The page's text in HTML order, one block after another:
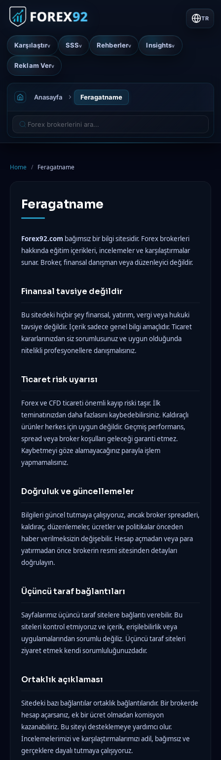
Karşılaştırv SSSv Rehberlerv Insightsv
Reklam Verv
TR
Anasayfa Feragatname
Home / Feragatname
Feragatname
Forex92.com bağımsız bir bilgi sitesidir. Forex brokerleri
hakkında eğitim içerikleri, incelemeler ve karşılaştırmalar
sunar. Broker, finansal danışman veya düzenleyici değildir.
Finansal tavsiye değildir
Bu sitedeki hiçbir şey finansal, yatırım, vergi veya hukuki
tavsiye değildir. İçerik sadece genel bilgi amaçlıdır. Ticaret
kararlarınızdan siz sorumlusunuz ve uygun olduğunda
nitelikli profesyonellere danışmalısınız.
Ticaret risk uyarısı
Forex ve CFD ticareti önemli kayıp riski taşır. İlk
teminatınızdan daha fazlasını kaybedebilirsiniz. Kaldıraçlı
ürünler herkes için uygun değildir. Geçmiş performans,
spread veya broker koşulları geleceği garanti etmez.
Kaybetmeyi göze alamayacağınız parayla işlem
yapmamalısınız.
Doğruluk ve güncellemeler
Bilgileri güncel tutmaya çalışıyoruz, ancak broker spreadleri,
kaldıraç, düzenlemeler, ücretler ve politikalar önceden
haber verilmeksizin değişebilir. Hesap açmadan veya para
yatırmadan önce brokerin resmi sitesinden detayları
doğrulayın.
Üçüncü taraf bağlantıları
Sayfalarımız üçüncü taraf sitelere bağlantı verebilir. Bu
siteleri kontrol etmiyoruz ve içerik, erişilebilirlik veya
uygulamalarından sorumlu değiliz. Üçüncü taraf siteleri
ziyaret etmek kendi sorumluluğunuzdadır.
Ortaklık açıklaması
Sitedeki bazı bağlantılar ortaklık bağlantılarıdır. Bir brokerde
hesap açarsanız, ek bir ücret olmadan komisyon
kazanabiliriz. Bu siteyi desteklemeye yardımcı olur.
İncelemelerimizi ve karşılaştırmalarımızı adil, bağımsız ve
gerçeklere dayalı tutmaya çalışıyoruz.